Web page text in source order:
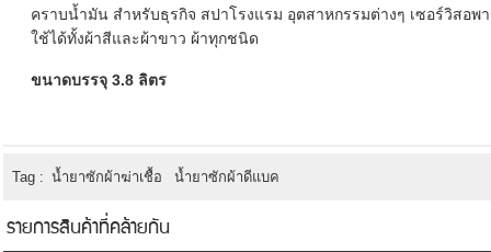
คราบน้ำมัน สำหรับธุรกิจ สปาโรงแรม อุตสาหกรรมต่างๆ เซอร์วิสอ
ใช้ได้ทั้งผ้าสีและผ้าขาว ผ้าทุกชนิด
ขนาดบรรจุ 3.8 ลิตร
Tag : น้ำยาซักผ้าฆ่าเชื้อ น้ำยาซักผ้าดีแบค
รายการสินค้าที่คล้ายกัน